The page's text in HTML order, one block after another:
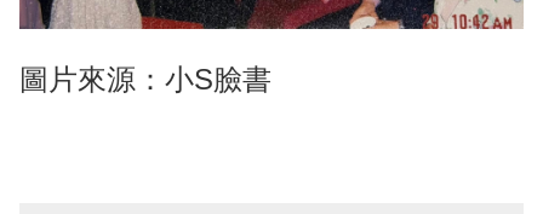
圖片來源：小S臉書